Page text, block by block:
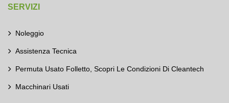
SERVIZI
Noleggio
Assistenza Tecnica
Permuta Usato Folletto, Scopri Le Condizioni Di Cleantech
Macchinari Usati